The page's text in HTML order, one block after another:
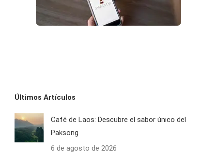
Últimos Artículos
Café de Laos: Descubre el sabor único del
Paksong
6 de agosto de 2026